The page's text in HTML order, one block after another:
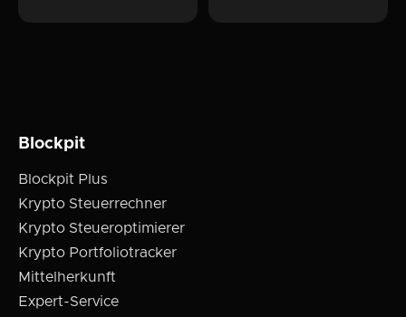
Blockpit
Blockpit Plus
Krypto Steuerrechner
Krypto Steueroptimierer
Krypto Portfoliotracker
Mittelherkunft
Expert-Service